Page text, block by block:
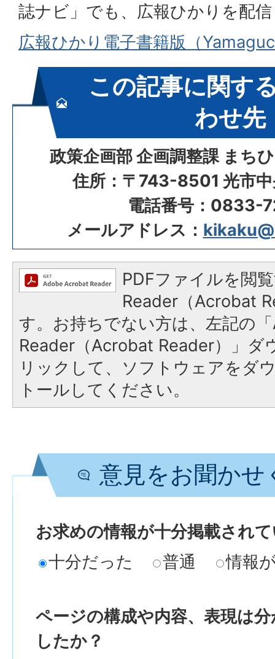
誌ナビ」でも、広報ひかりを配
広報ひかり電子書籍版（
この記事に関す
わせ先
政策企画部 企画調整課 まち
住所：〒743-8501 光市中
電話番号：0833-
メールアドレス：
PDFファイルを閲
Reader（Acrobat
す。お持ちでない方は、左記の
Reader（Acrobat Reader）」ダ
リックして、ソフトウェアをダ
トールしてください。
意見をお聞かせ
お求めの情報が十分掲載され
十分だった
普通 情報
ページの構成や内容、表現は
したか？